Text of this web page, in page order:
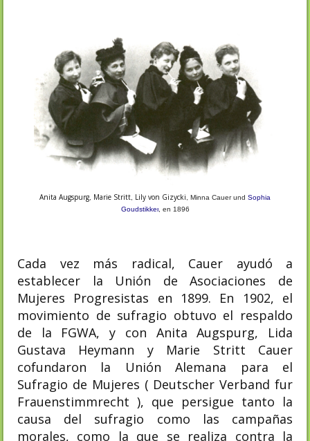
Anita Augspurg, Marie Stritt, Lily von Gizycki, Minna Cauer und Sophia
Goudstikker, en 1896
Cada vez más radical, Cauer ayudó a
establecer la Unión de Asociaciones de
Mujeres Progresistas en 1899. En 1902, el
movimiento de sufragio obtuvo el respaldo
de la FGWA, y con Anita Augspurg, Lida
Gustava Heymann y Marie Stritt Cauer
cofundaron la Unión Alemana para el
Sufragio de Mujeres ( Deutscher Verband fur
Frauenstimmrecht ), que persigue tanto la
causa del sufragio como las campañas
morales, como la que se realiza contra la